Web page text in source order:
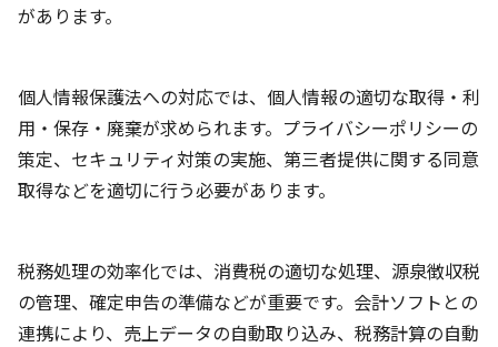
があります。
個人情報保護法への対応では、個人情報の適切な取得・利
用・保存・廃棄が求められます。プライバシーポリシーの
策定、セキュリティ対策の実施、第三者提供に関する同意
取得などを適切に行う必要があります。
税務処理の効率化では、消費税の適切な処理、源泉徴収税
の管理、確定申告の準備などが重要です。会計ソフトとの
連携により、売上データの自動取り込み、税務計算の自動